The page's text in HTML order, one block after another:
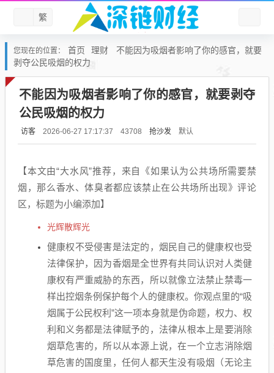
繁
您现在的位置： 首页 理财
不能因为吸烟者影响了你的感官，就要
剥夺公民吸烟的权力
不能因为吸烟者影响了你的感官，就要剥夺
公民吸烟的权力
访客 2026-06-27 17:17:37 43708 抢沙发 默认
【本文由“大水风”推荐，来自《如果认为公共场所需要禁
烟，那么香水、体臭者都应该禁止在公共场所出现》评论
区，标题为小编添加】
光辉散辉光
健康权不受侵害是法定的，烟民自己的健康权也受
法律保护，因为香烟是全世界有共同认识对人类健
康权有严重威胁的东西，所以就像立法禁止禁毒一
样出控烟条例保护每个人的健康权。你观点里的“吸
烟属于公民权利”这一项本身就是伪命题，权力、权
利和义务都是法律赋予的，法律从根本上是要消除
烟草危害的，所以从本源上说，在一个立志消除烟
草危害的国度里，任何人都天生没有吸烟（无论主